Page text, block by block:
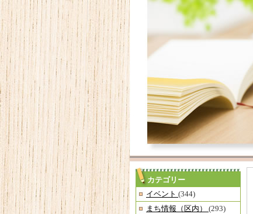
カテゴリー
イベント (344)
まち情報（区内） (293)